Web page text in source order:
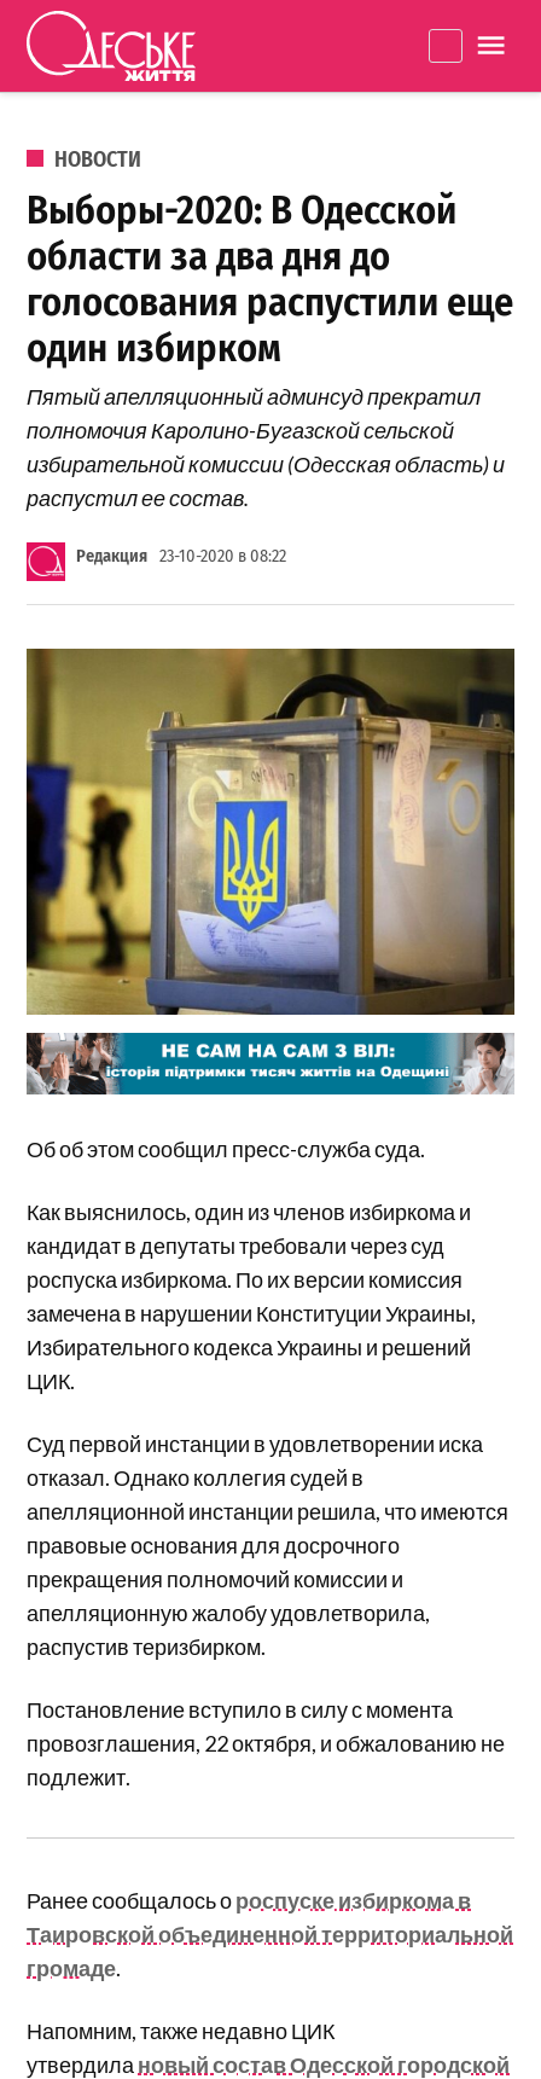
Перейти к содержанию
життя
ОПУБЛИКОВАНО В
НОВОСТИ
Выборы-2020: В Одесской
области за два дня до
голосования распустили еще
один избирком
Пятый апелляционный админсуд прекратил
полномочия Каролино-Бугазской сельской
избирательной комиссии (Одесская область) и
распустил ее состав.
Редакция 23-10-2020 в 08:22
Об об этом сообщил пресс-служба суда.
Как выяснилось, один из членов избиркома и
кандидат в депутаты требовали через суд
роспуска избиркома. По их версии комиссия
замечена в нарушении Конституции Украины,
Избирательного кодекса Украины и решений
ЦИК.
Суд первой инстанции в удовлетворении иска
отказал. Однако коллегия судей в
апелляционной инстанции решила, что имеются
правовые основания для досрочного
прекращения полномочий комиссии и
апелляционную жалобу удовлетворила,
распустив теризбирком.
Постановление вступило в силу с момента
провозглашения, 22 октября, и обжалованию не
подлежит.
Ранее сообщалось ороспуске избиркома в
Таировской объединенной территориальной
громаде.
Напомним, также недавно ЦИК
утвердилановый состав Одесской городской